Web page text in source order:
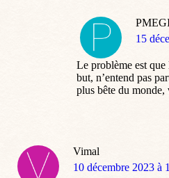
dit
15
Le problème est
but, n’entend pas
plus bête du monde,
Vimal
dit
10 décembre 2023 à